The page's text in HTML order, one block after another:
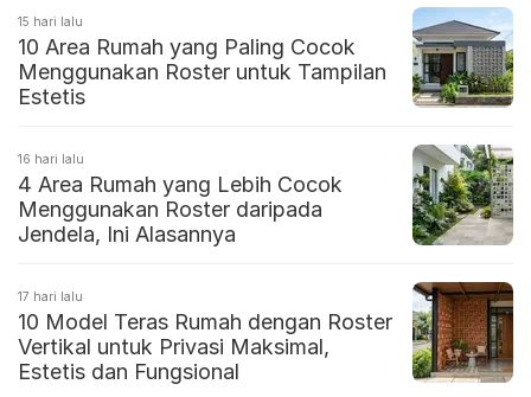
15 hari lalu
10 Area Rumah yang Paling Cocok
Menggunakan Roster untuk Tampilan
Estetis
16 hari lalu
4 Area Rumah yang Lebih Cocok
Menggunakan Roster daripada
Jendela, Ini Alasannya
17 hari lalu
10 Model Teras Rumah dengan Roster
Vertikal untuk Privasi Maksimal,
Estetis dan Fungsional